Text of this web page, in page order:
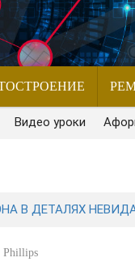
Видео уроки
В ДЕТАЛЯХ
Phillips